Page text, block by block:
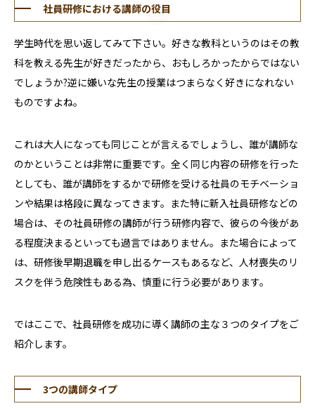
社員研修における講師の役目
学生時代を思い返してみて下さい。好きな教科というのはその教
科を教える先生が好きだったから、おもしろかったからではない
でしょうか?逆に嫌いな先生の授業はつまらなく好きになれない
ものですよね。
これは大人になっても同じことが言えるでしょうし、誰が講師な
のかということは非常に重要です。全く同じ内容の研修を行った
としても、誰が講師をするかで研修を受ける社員のモチベーショ
ンや結果は格段に異なってきます。また特に新入社員研修などの
場合は、その社員研修の講師が行う研修内容で、彼らの今後があ
る程度決まるといっても過言ではありません。また場合によって
は、研修後早期退職を申し出るケースもあるなど、人材喪失のリ
スクを伴う危険性もある為、慎重に行う必要があります。
ではここで、社員研修を成功に導く講師の主な３つのタイプをご
紹介します。
3つの講師タイプ